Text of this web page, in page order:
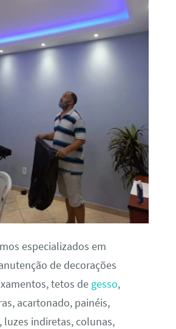
especializados em
de decorações
tetos de gesso,
acartonado, painéis,
luzes indiretas, colunas,